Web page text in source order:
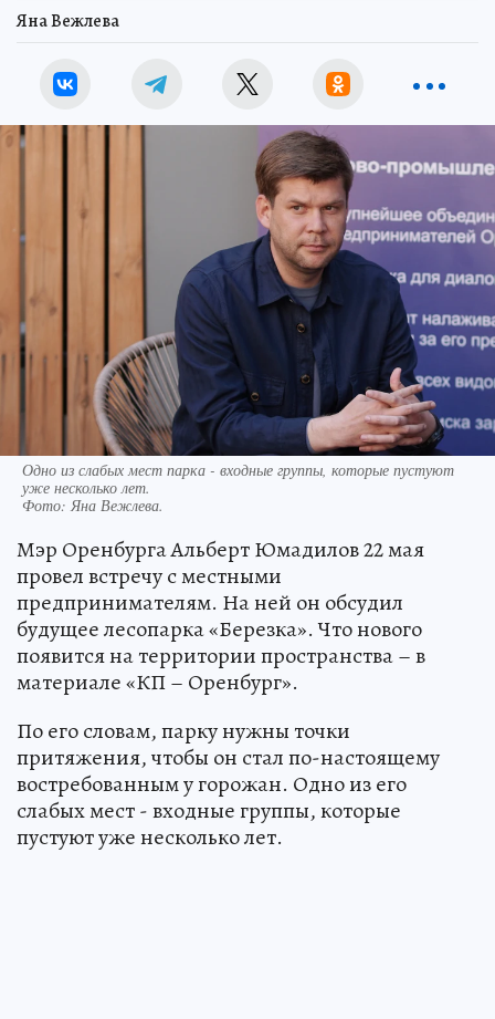
Яна Вежлева
Одно из слабых мест парка - входные группы, которые пустуют
уже несколько лет.
Фото: Яна Вежлева.
Мэр Оренбурга Альберт Юмадилов 22 мая
провел встречу с местными
предпринимателям. На ней он обсудил
будущее лесопарка «Березка». Что нового
появится на территории пространства – в
материале «КП – Оренбург».
По его словам, парку нужны точки
притяжения, чтобы он стал по-настоящему
востребованным у горожан. Одно из его
слабых мест - входные группы, которые
пустуют уже несколько лет.